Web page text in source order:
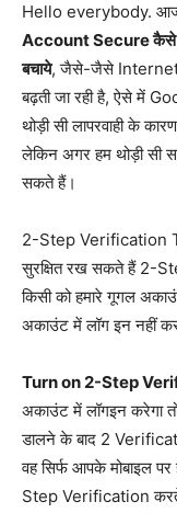
Hello everybody. आज
Account Secure कैसे
बचाये, जैसे-जैसे Internet
बढ़ती जा रही है, ऐसे में
थोड़ी सी लापरवाही के
लेकिन अगर हम थोड़ी सी
सकते हैं।
2-Step Verification
सुरक्षित रख सकते हैं 2-
किसी को हमारे गूगल
अकाउंट में लॉग इन नहीं कर
Turn on 2-Step
अकाउंट में लॉगइन करेगा
डालने के बाद 2
वह सिर्फ आपके मोबाइल
Step Verification